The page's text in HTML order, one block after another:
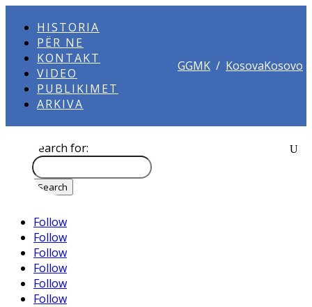
HISTORIA
PËR NE
KONTAKT
VIDEO
PUBLIKIMET
ARKIVA
GGMK / KosovaKosovo
Search for:
Follow
Follow
Follow
Follow
Follow
Follow